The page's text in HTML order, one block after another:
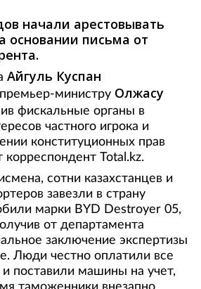
начали арестовывать
основании письма от
Айгуль Куспан
министру Олжасу
фискальные органы в
частного игрока и
конституционных прав
корреспондент Total.kz.
сотни казахстанцев и
завезли в страну
марки BYD Destroyer 05,
от департамента
заключение экспертизы
Люди честно оплатили все
поставили машины на учет,